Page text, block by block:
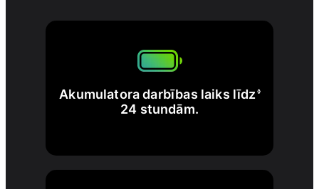
Akumulatora darbības laiks līdz◊
24 stundām.